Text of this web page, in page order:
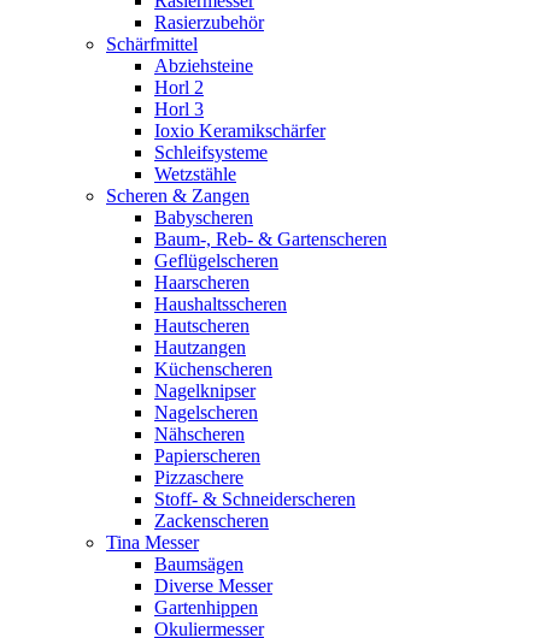
Rasierzubehör
Schärfmittel
Abziehsteine
Horl 2
Horl 3
Ioxio Keramikschärfer
Schleifsysteme
Wetzstähle
Scheren & Zangen
Babyscheren
Baum-, Reb- & Gartenscheren
Geflügelscheren
Haarscheren
Haushaltsscheren
Hautscheren
Hautzangen
Küchenscheren
Nagelknipser
Nagelscheren
Nähscheren
Papierscheren
Pizzaschere
Stoff- & Schneiderscheren
Zackenscheren
Tina Messer
Baumsägen
Diverse Messer
Gartenhippen
Okuliermesser